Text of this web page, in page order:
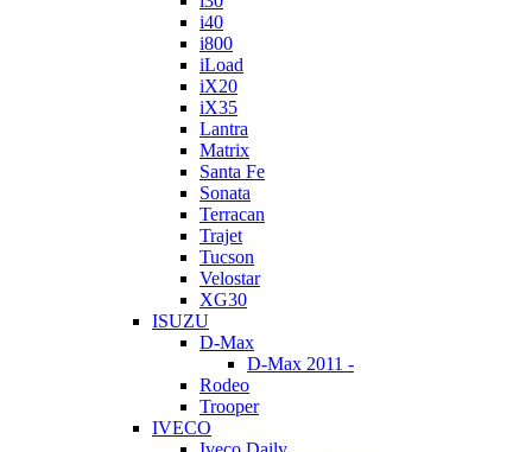
i40
i800
iLoad
iX20
iX35
Lantra
Matrix
Santa Fe
Sonata
Terracan
Trajet
Tucson
Velostar
XG30
ISUZU
D-Max
D-Max 2011 -
Rodeo
Trooper
IVECO